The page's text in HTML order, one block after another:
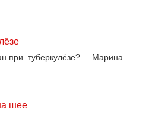
при туберкулёзе? Марина.
шее